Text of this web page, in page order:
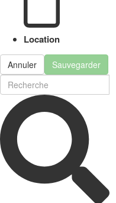
Location
Annuler Sauvegarder